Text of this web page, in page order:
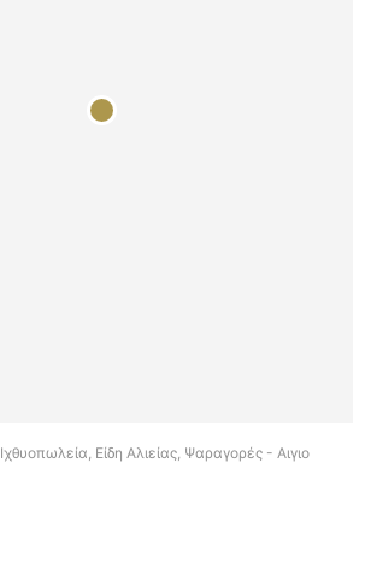
Ιχθυοπωλεία, Είδη Αλιείας, Ψαραγορές - Αιγιο